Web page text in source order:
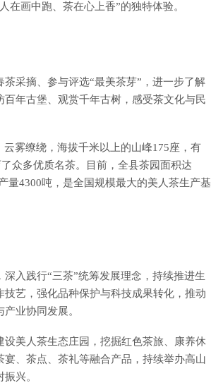
画中跑、茶在心上香”的独特体验。
采摘、参与评选“最美茶芽”，进一步了解
年古堡、观赏千年古树，感受茶文化与民
雾缭绕，海拔千米以上的山峰175座，有
众多优质名茶。目前，全县茶园面积达
量4300吨，是全国规模最大的美人茶生产基
入践行“三茶”统筹发展理念，持续推进生
艺，强化品种保护与科技成果转化，推动
业协同发展。
美人茶生态庄园，挖掘红色茶旅、康养休
、茶点、茶礼等融合产品，持续举办高山
兴。